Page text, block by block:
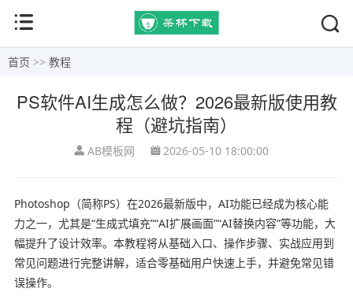
首页 >> 教程
PS软件AI生成怎么做？2026最新版使用教
程（避坑指南）
AB模板网 2026-05-10 18:00:00
Photoshop（简称PS）在2026最新版中，AI功能已经成为核心能
力之一，尤其是“生成式填充”“AI扩展画面”“AI替换内容”等功能，大
幅提升了设计效率。本教程将从基础入口、操作步骤、实战应用到
常见问题进行完整讲解，适合零基础用户快速上手，并避免常见错
误操作。